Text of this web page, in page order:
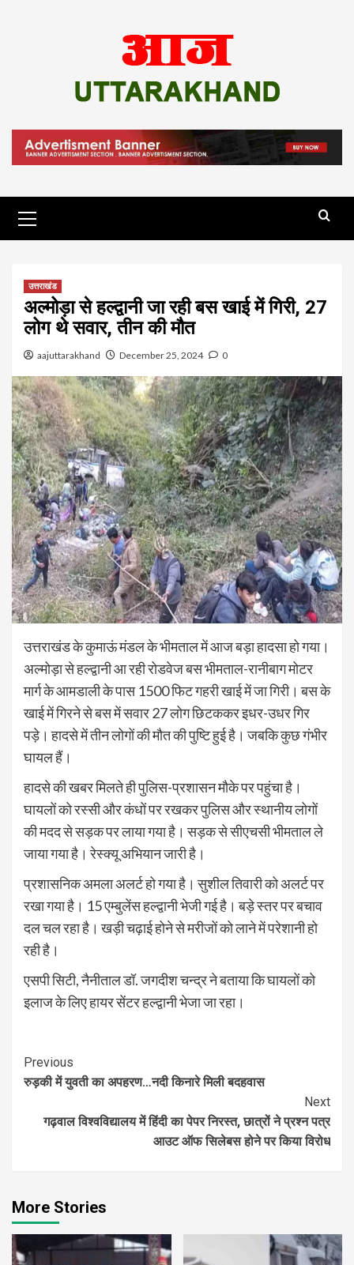
Menu
उत्तराखंड
अल्मोड़ा से हल्द्वानी जा रही बस खाई में गिरी, 27
लोग थे सवार, तीन की मौत
aajuttarakhand December 25, 2024 0
उत्तराखंड के कुमाऊं मंडल के भीमताल में आज बड़ा हादसा हो गया।
अल्मोड़ा से हल्द्वानी आ रही रोडवेज बस भीमताल-रानीबाग मोटर
मार्ग के आमडाली के पास 1500 फिट गहरी खाई में जा गिरी। बस के
खाई में गिरने से बस में सवार 27 लोग छिटककर इधर-उधर गिर
पड़े। हादसे में तीन लोगों की मौत की पुष्टि हुई है। जबकि कुछ गंभीर
घायल हैं।
हादसे की खबर मिलते ही पुलिस-प्रशासन मौके पर पहुंचा है।
घायलों को रस्सी और कंधों पर रखकर पुलिस और स्थानीय लोगों
की मदद से सड़क पर लाया गया है। सड़क से सीएचसी भीमताल ले
जाया गया है। रेस्क्यू अभियान जारी है।
प्रशासनिक अमला अलर्ट हो गया है। सुशील तिवारी को अलर्ट पर
रखा गया है। 15 एम्बुलेंस हल्द्वानी भेजी गई है। बड़े स्तर पर बचाव
दल चल रहा है। खड़ी चढ़ाई होने से मरीजों को लाने में परेशानी हो
रही है।
एसपी सिटी, नैनीताल डॉ. जगदीश चन्द्र ने बताया कि घायलों को
इलाज के लिए हायर सेंटर हल्द्वानी भेजा जा रहा।
Continue
Reading
Previous
रुड़की में युवती का अपहरण…नदी किनारे मिली बदहवास
Next
गढ़वाल विश्वविद्यालय में हिंदी का पेपर निरस्त, छात्रों ने प्रश्न पत्र
आउट ऑफ सिलेबस होने पर किया विरोध
More Stories